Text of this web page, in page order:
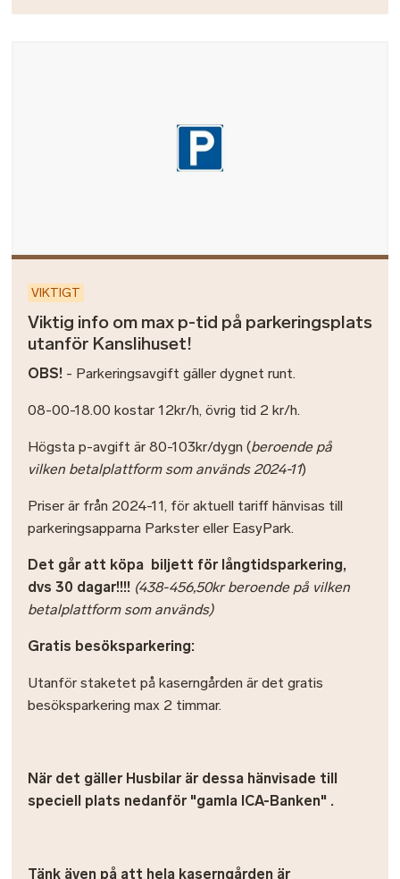
VIKTIGT
Viktig info om max p-tid på parkeringsplats
utanför Kanslihuset!
OBS! - Parkeringsavgift gäller dygnet runt.
08-00-18.00 kostar 12kr/h, övrig tid 2 kr/h.
Högsta p-avgift är 80-103kr/dygn (beroende på
vilken betalplattform som används 2024-11)
Priser är från 2024-11, för aktuell tariff hänvisas till
parkeringsapparna Parkster eller EasyPark.
Det går att köpa biljett för långtidsparkering,
dvs 30 dagar!!!! (438-456,50kr beroende på vilken
betalplattform som används)
Gratis besöksparkering:
Utanför staketet på kaserngården är det gratis
besöksparkering max 2 timmar.
När det gäller Husbilar är dessa hänvisade till
speciell plats nedanför "gamla ICA-Banken" .
Tänk även på att hela kaserngården är